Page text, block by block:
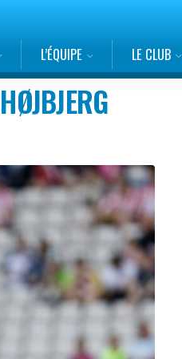
L’ÉQUIPE LE CLUB